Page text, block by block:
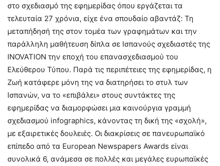
στο σχεδιασμό της εφημερίδας όπου εργάζεται τα
τελευταία 27 χρόνια, είχε ένα σπουδαίο αβαντάζ: Τη
μεταπήδησή της στον τομέα των γραφημάτων και την
παράλληλη μαθήτευση δίπλα σε Ισπανούς σχεδιαστές της
INOVATION την εποχή του επανασχεδιασμού του
Ελεύθερου Τύπου. Παρά τις περιπέτειες της εφημερίδας, η
Ζωή κατάφερε μόνη της να διατηρήσει το στυλ των
Ισπανών, να το «επιβάλει» στους συντάκτες της
εφημερίδας να διαμορφώσει μια καινούργια γραμμή
σχεδιασμού infographics, κάνοντας τη δική της «σχολή»,
με εξαιρετικές δουλειές. Οι διακρίσεις σε πανευρωπαϊκό
επίπεδο από τα European Newspapers Awards είναι
συνολικά 6, ανάμεσα σε πολλές και μεγάλες ευρωπαϊκές